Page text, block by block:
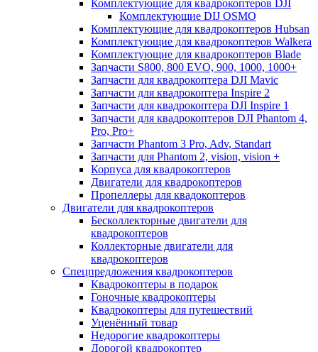
Комплектующие для квадрокоптеров DJI
Комплектующие DIJ OSMO
Комплектующие для квадрокоптеров Hubsan
Комплектующие для квадрокоптеров Walkera
Комплектующие для квадрокоптеров Blade
Запчасти S800, 800 EVO, 900, 1000, 1000+
Запчасти для квадрокоптера DJI Mavic
Запчасти для квадрокоптера Inspire 2
Запчасти для квадрокоптера DJI Inspire 1
Запчасти для квадрокоптеров DJI Phantom 4,
Pro, Pro+
Запчасти Phantom 3 Pro, Adv, Standart
Запчасти для Phantom 2, vision, vision +
Корпуса для квадрокоптеров
Двигатели для квадрокоптеров
Пропеллеры для квадокоптеров
Двигатели для квадрокоптеров
Бесколлекторные двигатели для
квадрокоптеров
Коллекторные двигатели для
квадрокоптеров
Спецпредложения квадрокоптеров
Квадрокоптеры в подарок
Гоночные квадрокоптеры
Квадрокоптеры для путешествий
Уценённый товар
Недорогие квадрокоптеры
Дорогой квадрокоптер